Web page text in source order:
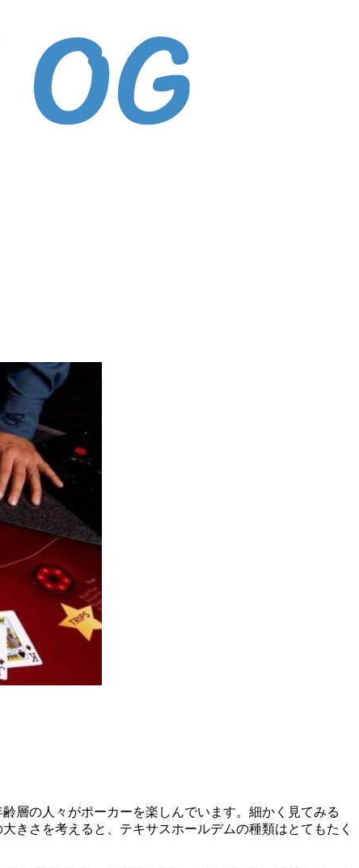
層の人々がポーカーを楽しんでいます。細かく見てみる
きさを考えると、テキサスホールデムの種類はとてもたく